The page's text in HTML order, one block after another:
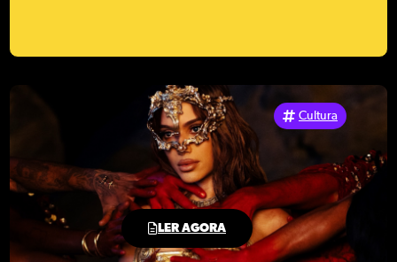
LER AGORA
Cultura